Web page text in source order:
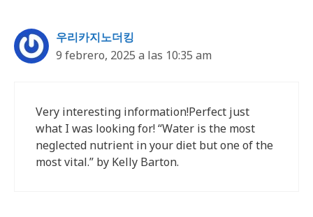
우리카지노더킹
9 febrero, 2025 a las 10:35 am
Very interesting information!Perfect just
what I was looking for! “Water is the most
neglected nutrient in your diet but one of the
most vital.” by Kelly Barton.